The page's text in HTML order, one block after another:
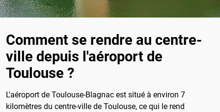
Comment se rendre au centre-
ville depuis l'aéroport de
Toulouse ?
L'aéroport de Toulouse-Blagnac est situé à environ 7
kilomètres du centre-ville de Toulouse, ce qui le rend